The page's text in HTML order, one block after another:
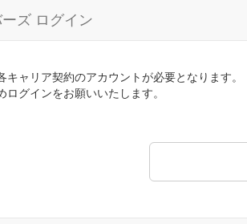
ズ ログイン
キャリア契約のアカウントが必要となります。
ログインをお願いいたします。